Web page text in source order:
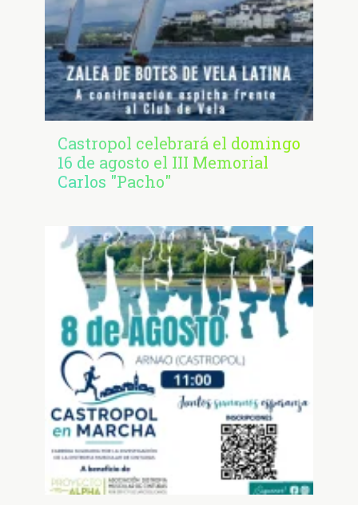
Castropol celebrará el domingo
16 de agosto el III Memorial
Carlos "Pacho"